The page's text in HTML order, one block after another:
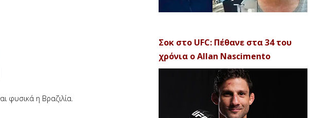
φυσικά η Βραζιλία.
Σοκ στο UFC: Πέθανε στα 34 του
χρόνια ο Allan Nascimento